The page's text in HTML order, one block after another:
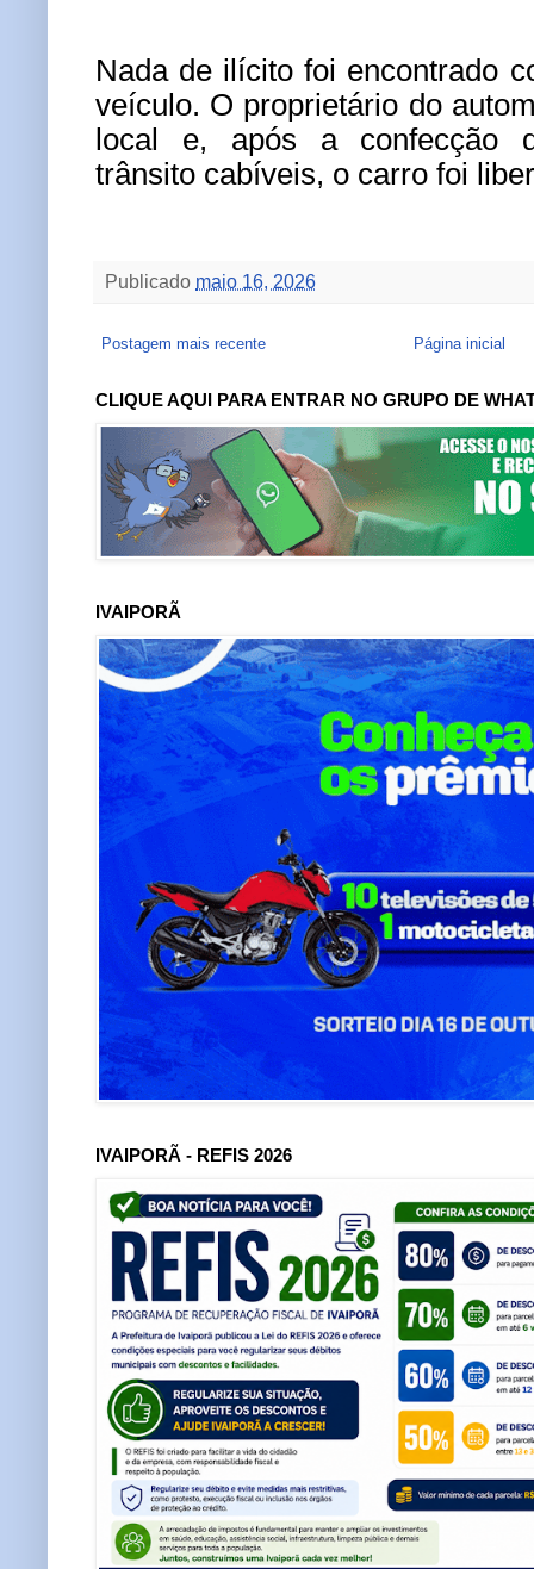
Nada de ilícito foi encontrado
veículo. O proprietário do
local e, após a confecção
trânsito cabíveis, o carro foi
Publicado maio 16, 2026
Postagem mais recente Página inicial
CLIQUE AQUI PARA ENTRAR NO GRUPO DE
IVAIPORÃ
IVAIPORÃ - REFIS 2026